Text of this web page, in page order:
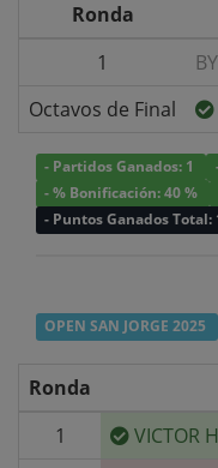
Ronda
1
Octavos de Final
- Partidos Ganados: 1
- % Bonificación: 40 %
- Puntos Ganados
OPEN SAN JORGE 2025
Ronda
1
VICTOR